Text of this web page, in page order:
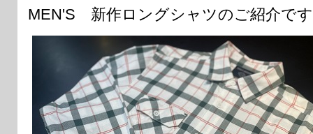
MEN'S 新作ロングシャツのご紹介で